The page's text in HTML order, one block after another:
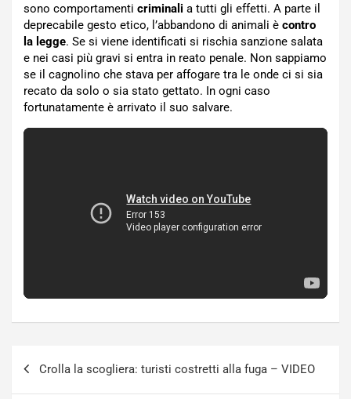
sono comportamenti criminali a tutti gli effetti. A parte il
deprecabile gesto etico, l’abbandono di animali è contro
la legge. Se si viene identificati si rischia sanzione salata
e nei casi più gravi si entra in reato penale. Non sappiamo
se il cagnolino che stava per affogare tra le onde ci si sia
recato da solo o sia stato gettato. In ogni caso
fortunatamente è arrivato il suo salvare.
Crolla la scogliera: turisti costretti alla fuga – VIDEO